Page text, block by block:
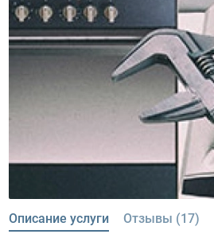
Описание услуги Отзывы (17)